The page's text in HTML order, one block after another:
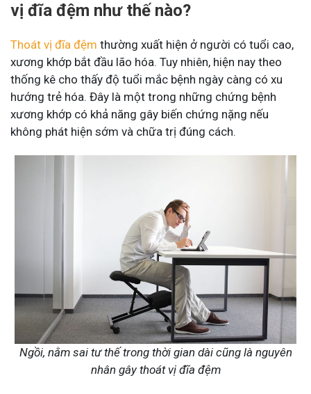
vị đĩa đệm như thế nào?
Thoát vị đĩa đệm thường xuất hiện ở người có tuổi cao,
xương khớp bắt đầu lão hóa. Tuy nhiên, hiện nay theo
thống kê cho thấy độ tuổi mắc bệnh ngày càng có xu
hướng trẻ hóa. Đây là một trong những chứng bệnh
xương khớp có khả năng gây biến chứng nặng nếu
không phát hiện sớm và chữa trị đúng cách.
Ngồi, nằm sai tư thế trong thời gian dài cũng là nguyên
nhân gây thoát vị đĩa đệm